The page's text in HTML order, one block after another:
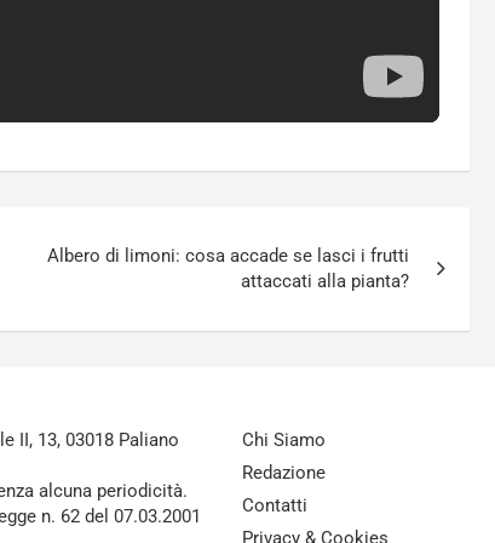
Albero di limoni: cosa accade se lasci i frutti
attaccati alla pianta?
II, 13, 03018 Paliano
alcuna periodicità.
n. 62 del 07.03.2001
Chi Siamo
Redazione
Contatti